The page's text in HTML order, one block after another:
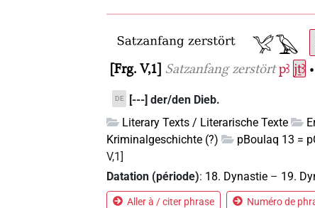
Frg. V,1 Satzanfang zerstört pꜣ jṯꜣ •
DE
[---] der/den Dieb.
Literary Texts / Literarische Texte
Kriminalgeschichte (?)
pBoulaq 13 =
V,1]
Datation (période): 18. Dynastie – 19.
Aller à / citer phrase Numéro de